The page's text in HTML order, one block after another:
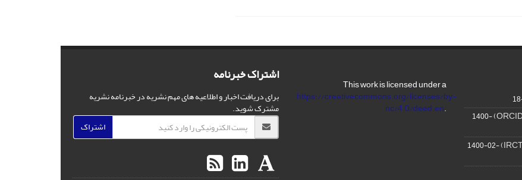
1400-
1400-02-
This work is licensed under a
https://creativecommons.org/licenses/by-
nc/4.0/deed.en.
اشتراک خبرنامه
برای دریافت اخبار و اطلاعیه های مهم نشریه در خبرنامه نشریه
مشترک شوید.
اشتراک